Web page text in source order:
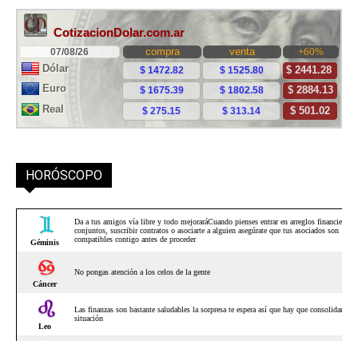
HORÓSCOPO